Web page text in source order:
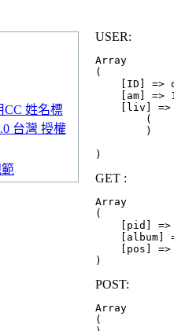
CC 姓名標
台灣 授權
USER:
Array
(
[ID] =>
[am] =>
[liv] =>
        (
        )
GET :
Array
(
[pid] =>
[album]
[pos] =>
POST:
Array
(